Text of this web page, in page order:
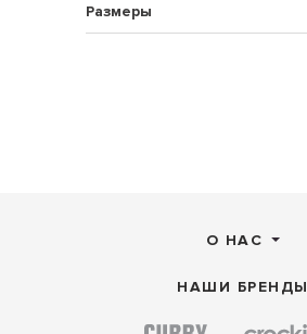
Размеры
О НАС
НАШИ БРЕНДЫ